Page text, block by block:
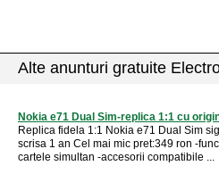
Alte anunturi gratuite
Nokia e71 Dual Sim-replica 1:1 cu
Replica fidela 1:1 Nokia e71 Dual Sim
scrisa 1 an Cel mai mic pret:349 ron -
cartele simultan -accesorii compatibile ...